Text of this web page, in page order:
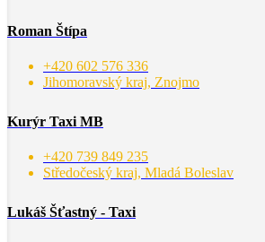
Roman Štípa
+420 602 576 336
Jihomoravský kraj, Znojmo
Kurýr Taxi MB
+420 739 849 235
Středočeský kraj, Mladá Boleslav
Lukáš Šťastný - Taxi